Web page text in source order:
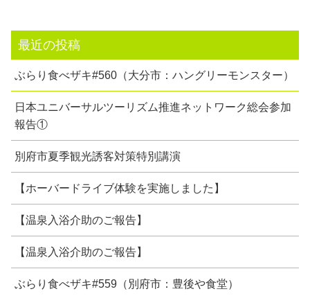
最近の投稿
ぶらり食べザキ#560（大分市：ハングリーモンスター）
日本ユニバーサルツーリズム推進ネットワーク総会参加
報告①
別府市夏季観光誘客対策特別講演
【ホーバードライブ体験を実施しました】
【温泉入浴介助のご報告】
【温泉入浴介助のご報告】
ぶらり食べザキ#559（別府市：豊後や食堂）